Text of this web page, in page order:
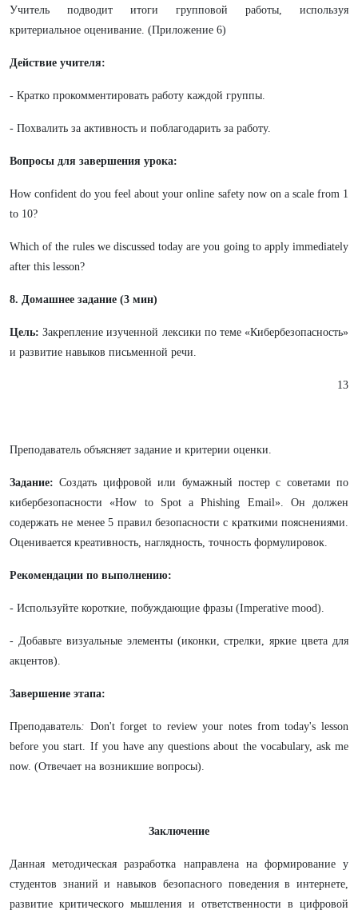
Учитель подводит итоги групповой работы, используя
критериальное оценивание. (Приложение 6)
Действие учителя:
- Кратко прокомментировать работу каждой группы.
- Похвалить за активность и поблагодарить за работу.
Вопросы для завершения урока:
How confident do you feel about your online safety now on a scale from 1
to 10?
Which of the rules we discussed today are you going to apply immediately
after this lesson?
8. Домашнее задание (3 мин)
Цель: Закрепление изученной лексики по теме «Кибербезопасность»
и развитие навыков письменной речи.
13
Преподаватель объясняет задание и критерии оценки.
Задание:Создать цифровой или бумажный постер с советами по
кибербезопасности «How to Spot a Phishing Email». Он должен
содержать не менее 5 правил безопасности с краткими пояснениями.
Оценивается креативность, наглядность, точность формулировок.
Рекомендации по выполнению:
- Используйте короткие, побуждающие фразы (Imperative mood).
- Добавьте визуальные элементы (иконки, стрелки, яркие цвета для
акцентов).
Завершение этапа:
Преподаватель: Don't forget to review your notes from today's lesson
before you start. If you have any questions about the vocabulary, ask me
now. (Отвечает на возникшие вопросы).
Заключение
Данная методическая разработка направлена на формирование у
студентов знаний и навыков безопасного поведения в интернете,
развитие критического мышления и ответственности в цифровой